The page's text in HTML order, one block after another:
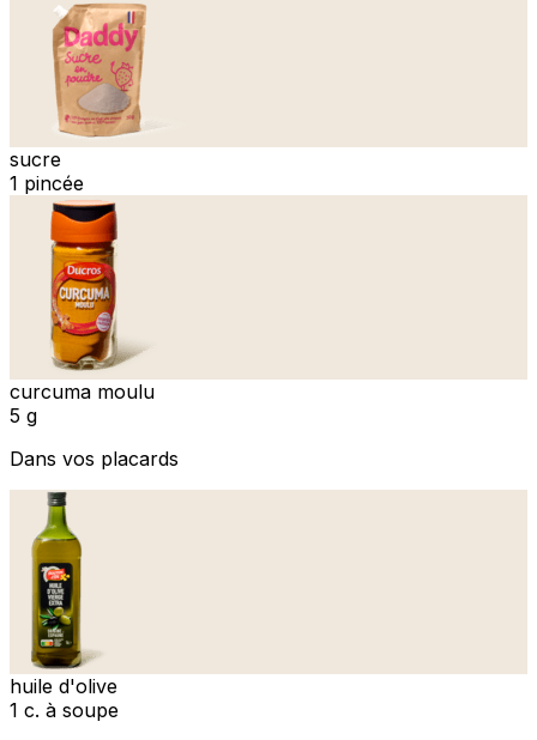
sucre
1 pincée
curcuma moulu
5 g
Dans vos placards
huile d'olive
1 c. à soupe